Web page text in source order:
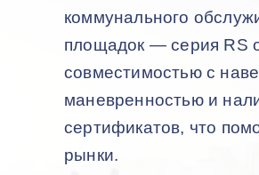
коммунального
площадок — серия RS
совместимостью с
маневренностью и
сертификатов, что
рынки.